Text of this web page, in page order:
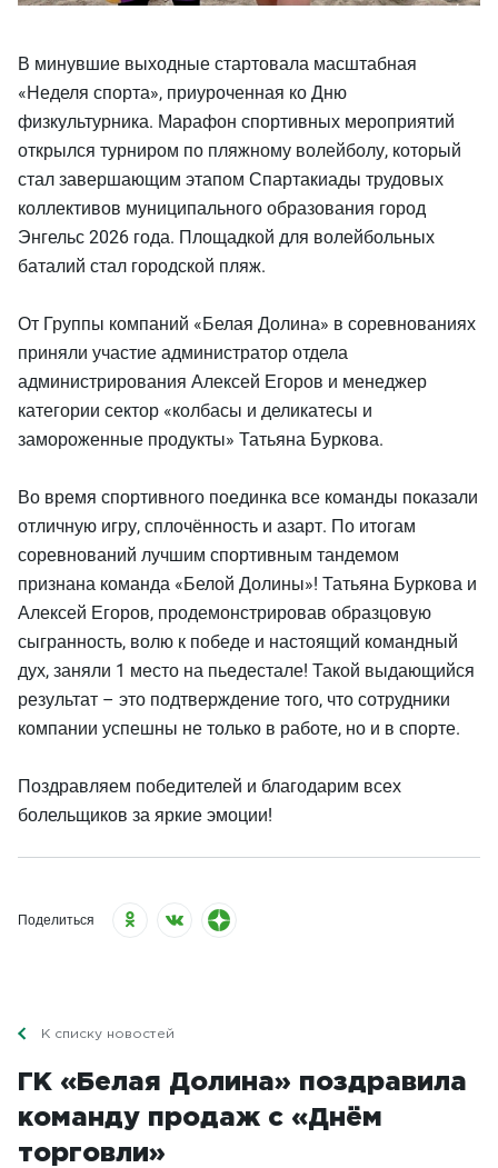
В минувшие выходные стартовала масштабная
«Неделя спорта», приуроченная ко Дню
физкультурника. Марафон спортивных мероприятий
открылся турниром по пляжному волейболу, который
стал завершающим этапом Спартакиады трудовых
коллективов муниципального образования город
Энгельс 2026 года. Площадкой для волейбольных
баталий стал городской пляж.
От Группы компаний «Белая Долина» в соревнованиях
приняли участие администратор отдела
администрирования Алексей Егоров и менеджер
категории сектор «колбасы и деликатесы и
замороженные продукты» Татьяна Буркова.
Во время спортивного поединка все команды показали
отличную игру, сплочённость и азарт. По итогам
соревнований лучшим спортивным тандемом
признана команда «Белой Долины»! Татьяна Буркова и
Алексей Егоров, продемонстрировав образцовую
сыгранность, волю к победе и настоящий командный
дух, заняли 1 место на пьедестале! Такой выдающийся
результат – это подтверждение того, что сотрудники
компании успешны не только в работе, но и в спорте.
Поздравляем победителей и благодарим всех
болельщиков за яркие эмоции!
Поделиться
К списку новостей
ГК «Белая Долина» поздравила
команду продаж с «Днём
торговли»